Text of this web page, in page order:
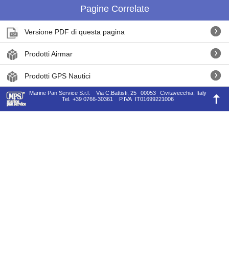
Pagine Correlate
Versione PDF di questa pagina
Prodotti Airmar
Prodotti GPS Nautici
Marine Pan Service S.r.l. Via C.Battisti, 25 00053
Civitavecchia, Italy
Tel.
+39 0766-30361 P.IVA IT01699221006